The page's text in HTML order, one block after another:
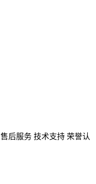
售后服务 技术支持 荣誉认